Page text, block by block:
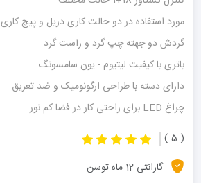
مورد استفاده در دو حالت کاری دریل و پیچ کاری
گردش دو جهته چپ گرد و راست گرد
باتری با کیفیت لیتیوم - یون سامسونگ
دارای دسته با طراحی ارگونومیک و ضد تعریق
چراغ LED برای راحتی کار در فضا کم نور
( 5 )
گارانتی 12 ماه توسن